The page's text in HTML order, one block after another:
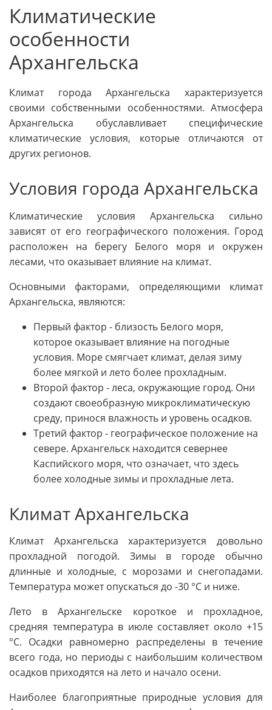
Климатические
особенности
Архангельска
Климат города Архангельска характеризуется
своими собственными особенностями. Атмосфера
Архангельска обуславливает специфические
климатические условия, которые отличаются от
других регионов.
Условия города Архангельска
Климатические условия Архангельска сильно
зависят от его географического положения. Город
расположен на берегу Белого моря и окружен
лесами, что оказывает влияние на климат.
Основными факторами, определяющими климат
Архангельска, являются:
Первый фактор - близость Белого моря,
которое оказывает влияние на погодные
условия. Море смягчает климат, делая зиму
более мягкой и лето более прохладным.
Второй фактор - леса, окружающие город. Они
создают своеобразную микроклиматическую
среду, принося влажность и уровень осадков.
Третий фактор - географическое положение на
севере. Архангельск находится севернее
Каспийского моря, что означает, что здесь
более холодные зимы и прохладные лета.
Климат Архангельска
Климат Архангельска характеризуется довольно
прохладной погодой. Зимы в городе обычно
длинные и холодные, с морозами и снегопадами.
Температура может опускаться до -30 °C и ниже.
Лето в Архангельске короткое и прохладное,
средняя температура в июле составляет около +15
°C. Осадки равномерно распределены в течение
всего года, но периоды с наибольшим количеством
осадков приходятся на лето и начало осени.
Наиболее благоприятные природные условия для